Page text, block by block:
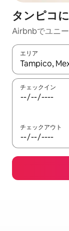
タンピコ
Airbnbでユニ
エリア
検索結果が表
チェックイン
チェックアウト